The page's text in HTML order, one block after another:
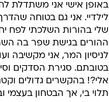
באופן אישי אני משתדלת
לילדיי. אני גם בטוחה
שלי בהורות השלכתי לפח
ההורים בגישת שפר בה
לניסיון המר, אני מקשיבה
בטובתם. סגירת הסדקים
אלי?! בהקשרים גדולים
תלוי בי, אך הבטחון